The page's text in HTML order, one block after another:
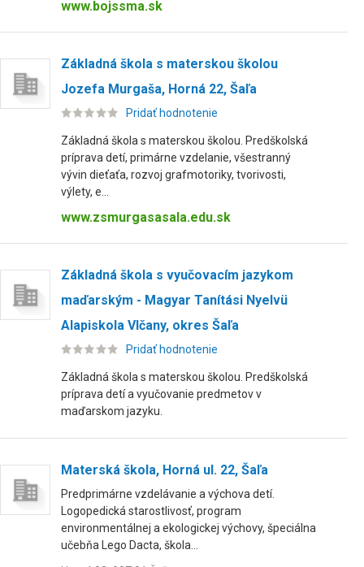
www.bojssma.sk
Základná škola s materskou školou
Jozefa Murgaša, Horná 22, Šaľa
Pridať hodnotenie
Základná škola s materskou školou. Predškolská
príprava detí, primárne vzdelanie, všestranný
vývin dieťaťa, rozvoj grafmotoriky, tvorivosti,
výlety, e...
www.zsmurgasasala.edu.sk
Základná škola s vyučovacím jazykom
maďarským - Magyar Tanítási Nyelvü
Alapiskola Vlčany, okres Šaľa
Pridať hodnotenie
Základná škola s materskou školou. Predškolská
príprava detí a vyučovanie predmetov v
maďarskom jazyku.
Materská škola, Horná ul. 22, Šaľa
Predprimárne vzdelávanie a výchova detí.
Logopedická starostlivosť, program
environmentálnej a ekologickej výchovy, špeciálna
učebňa Lego Dacta, škola...